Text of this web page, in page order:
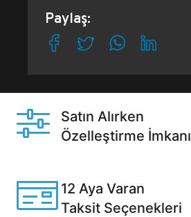
Paylaş:
Satın Alırken
Özelleştirme İmkanı
12 Aya Varan
Taksit Seçenekleri